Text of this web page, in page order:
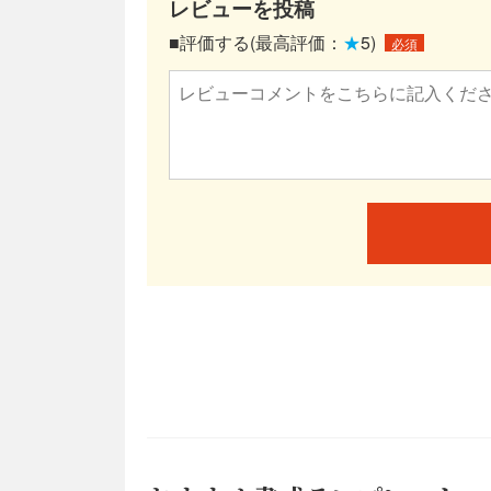
レビューを投稿
■評価する(最高評価： ★5) 必須